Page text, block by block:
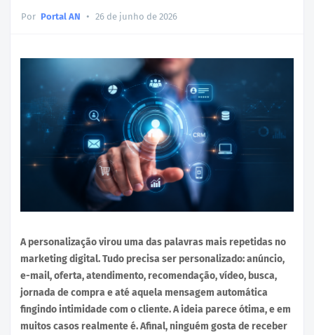
Por Portal AN • 26 de junho de 2026
A personalização virou uma das palavras mais repetidas no
marketing digital. Tudo precisa ser personalizado: anúncio,
e-mail, oferta, atendimento, recomendação, vídeo, busca,
jornada de compra e até aquela mensagem automática
fingindo intimidade com o cliente. A ideia parece ótima, e em
muitos casos realmente é. Afinal, ninguém gosta de receber